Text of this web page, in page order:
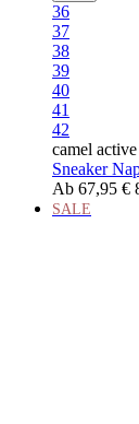
36
37
38
39
40
41
42
camel active
Sneaker
Ab 67,95 €
SALE